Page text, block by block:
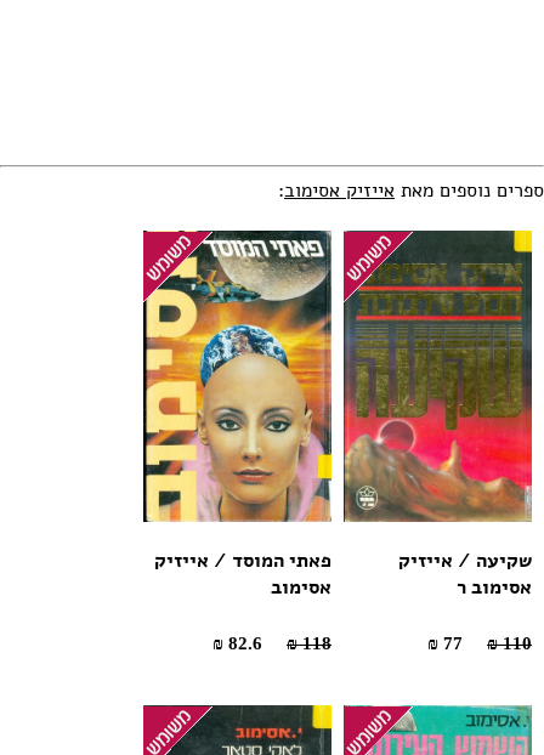
ספרים נוספים מאת אייזיק אסימוב:
שקיעה / אייזיק
אסימוב ר
110 ₪
פאתי המוסד / אייזיק
אסימוב
118 ₪